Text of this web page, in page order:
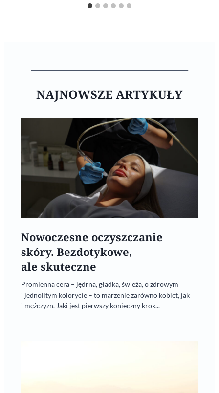
NAJNOWSZE ARTYKUŁY
Nowoczesne oczyszczanie
skóry. Bezdotykowe,
ale skuteczne
Promienna cera – jędrna, gładka, świeża, o zdrowym
i jednolitym kolorycie – to marzenie zarówno kobiet, jak
i mężczyzn. Jaki jest pierwszy konieczny krok...